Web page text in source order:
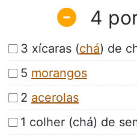
4
3 xícaras (chá) de
5 morangos
2 acerolas
1 colher (chá) de